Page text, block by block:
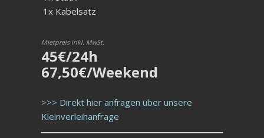
1x Kabelsatz
Mietpreis inkl. MwSt.
45€/24h
67,50€/Weekend
>>> Direkt hier anfragen über unsere
Kleinverleihanfrage